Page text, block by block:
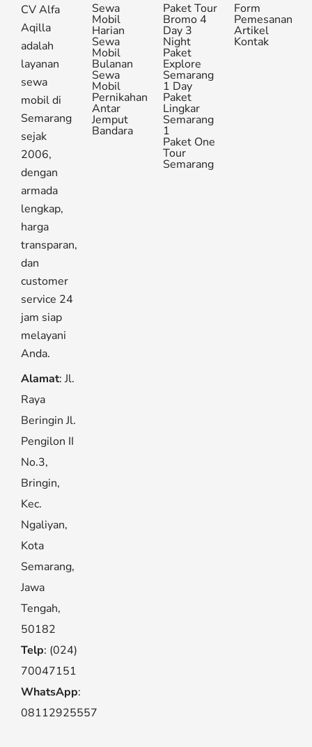
CV Alfa
Aqilla
adalah
layanan
sewa
mobil di
Semarang
sejak
2006,
dengan
armada
lengkap,
harga
transparan,
dan
customer
service 24
jam siap
melayani
Anda.
Alamat: Jl.
Raya
Beringin Jl.
Pengilon II
No.3,
Bringin,
Kec.
Ngaliyan,
Kota
Semarang,
Jawa
Tengah,
50182
Telp: (024)
70047151
WhatsApp:
08112925557
Sewa
Mobil
Harian
Sewa
Mobil
Bulanan
Sewa
Mobil
Pernikahan
Antar
Jemput
Bandara
Paket Tour
Bromo 4
Day 3
Night
Paket
Explore
Semarang
1 Day
Paket
Lingkar
Semarang
1
Paket One
Tour
Semarang
Form
Pemesanan
Artikel
Kontak